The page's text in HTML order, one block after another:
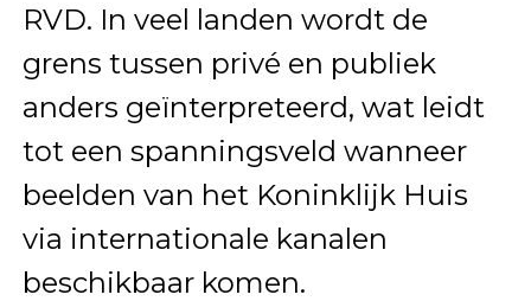
RVD. In veel landen wordt de
grens tussen privé en publiek
anders geïnterpreteerd, wat leidt
tot een spanningsveld wanneer
beelden van het Koninklijk Huis
via internationale kanalen
beschikbaar komen.